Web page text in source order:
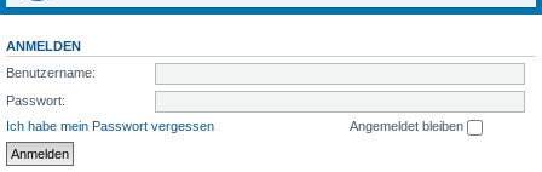
ANMELDEN
Benutzername:
Passwort:
Ich habe mein Passwort vergessen
Angemeldet bleiben